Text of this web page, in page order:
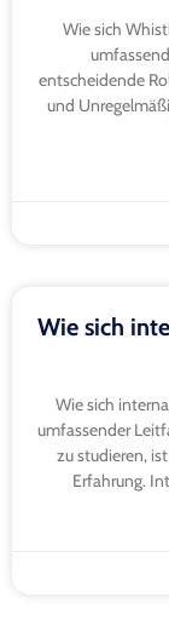
Wie sich
entscheidende
und
Wie sich
Wie sich
umfassender
zu studieren,
Erfahrung.